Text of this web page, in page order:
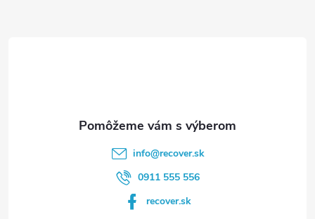
info@recover.sk
0911 555 556
recover.sk